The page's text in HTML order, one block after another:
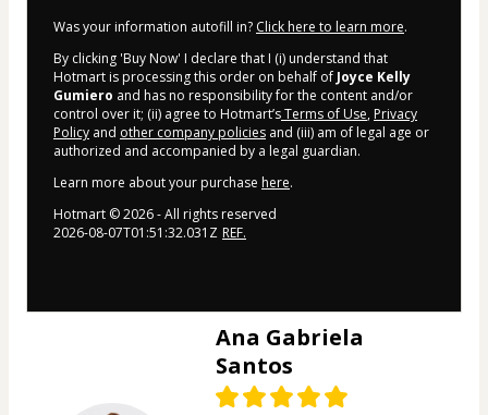
Was your information autofill in? Click here to learn more.
By clicking 'Buy Now' I declare that I (i) understand that
Hotmart is processing this order on behalf of Joyce Kelly
Gumiero and has no responsibility for the content and/or
control over it; (ii) agree to Hotmart’sTerms of Use, Privacy
Policy and other company policies and (iii) am of legal age or
authorized and accompanied by a legal guardian.
Learn more about your purchase here.
Hotmart ©2026- All rights reserved
2026-08-07T01:51:32.031Z REF.
Ana Gabriela
Santos